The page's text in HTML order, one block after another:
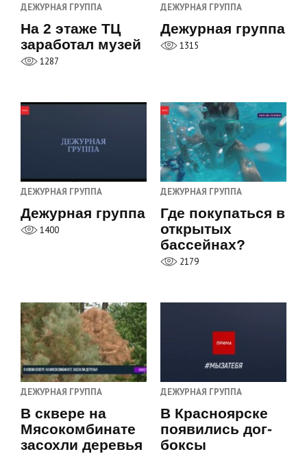
ДЕЖУРНАЯ ГРУППА
На 2 этаже ТЦ
заработал музей
1287
ДЕЖУРНАЯ ГРУППА
Дежурная группа
1315
ДЕЖУРНАЯ ГРУППА
Дежурная группа
1400
ДЕЖУРНАЯ ГРУППА
Где покупаться в
открытых
бассейнах?
2179
ДЕЖУРНАЯ ГРУППА
В сквере на
Мясокомбинате
засохли деревья
ДЕЖУРНАЯ ГРУППА
В Красноярске
появились дог-
боксы